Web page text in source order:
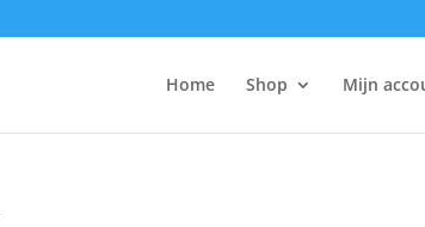
Home Shop Mijn